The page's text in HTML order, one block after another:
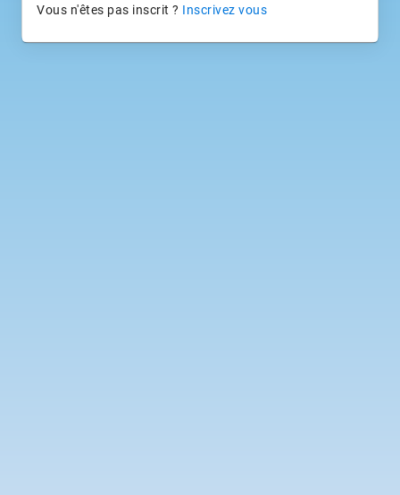
Vous n'êtes pas inscrit ? Inscrivez vous